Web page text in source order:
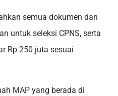
semua dokumen dan
untuk seleksi CPNS, serta
Rp 250 juta sesuai
MAP yang berada di